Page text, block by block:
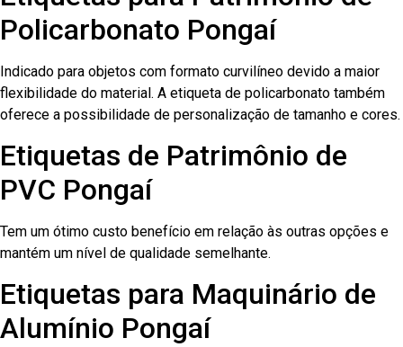
Policarbonato Pongaí
Indicado para objetos com formato curvilíneo devido a maior
flexibilidade do material. A etiqueta de policarbonato também
oferece a possibilidade de personalização de tamanho e cores.
Etiquetas de Patrimônio de
PVC Pongaí
Tem um ótimo custo benefício em relação às outras opções e
mantém um nível de qualidade semelhante.
Etiquetas para Maquinário de
Alumínio Pongaí